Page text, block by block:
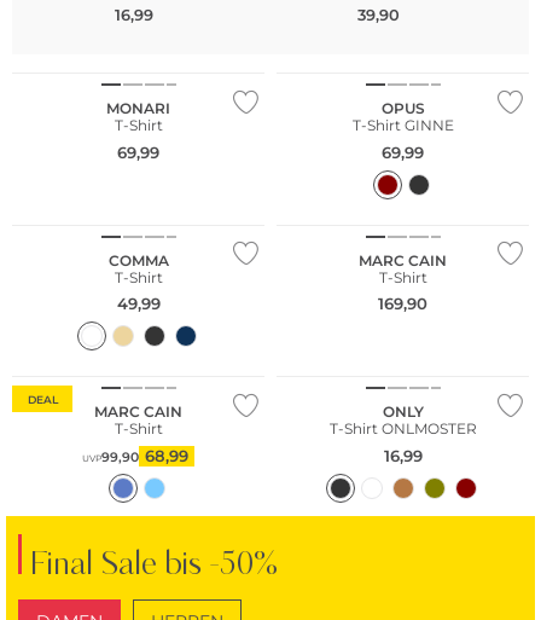
16,99
39,90
MONARI
T-Shirt
69,99
OPUS
T-Shirt GINNE
69,99
COMMA
T-Shirt
49,99
MARC CAIN
T-Shirt
169,90
DEAL
MARC CAIN
T-Shirt
UVP99,90 68,99
ONLY
T-Shirt ONLMOSTER
16,99
Final Sale bis -50%